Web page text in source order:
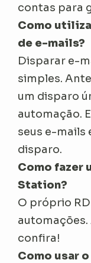
contas para
Como
de e-mails?
Disparar e-
simples.
um disparo
automação.
seus e-mails
disparo.
Como fazer
Station?
O próprio
automações.
confira!
Como usar